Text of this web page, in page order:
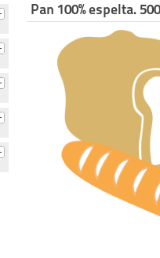
Pan 100% espelta.